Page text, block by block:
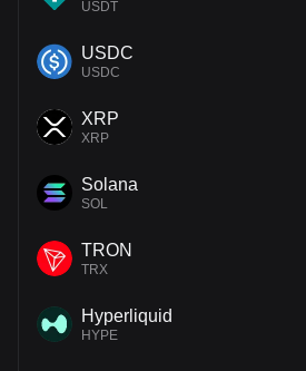
USDT
USDC
USDC
XRP
XRP
Solana
SOL
TRON
TRX
Hyperliquid
HYPE